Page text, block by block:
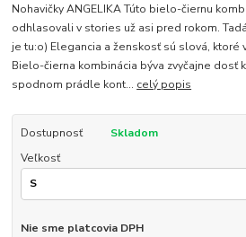
Nohavičky ANGELIKA Túto bielo-čiernu
odhlasovali v stories už asi pred rokom.
je tu:o) Elegancia a ženskosť sú slová, ktoré
Bielo-čierna kombinácia býva zvyčajne dosť
spodnom prádle kont... celý popis
Dostupnosť
Skladom
Veľkosť
Nie sme platcovia DPH